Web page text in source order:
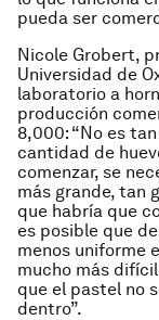
pueda ser
Nicole Grobert,
Universidad de
laboratorio a
producción
8,000: “No es
cantidad de
comenzar, se
más grande, tan
que habría que
es posible que
menos uniforme
mucho más
que el pastel no
dentro”.